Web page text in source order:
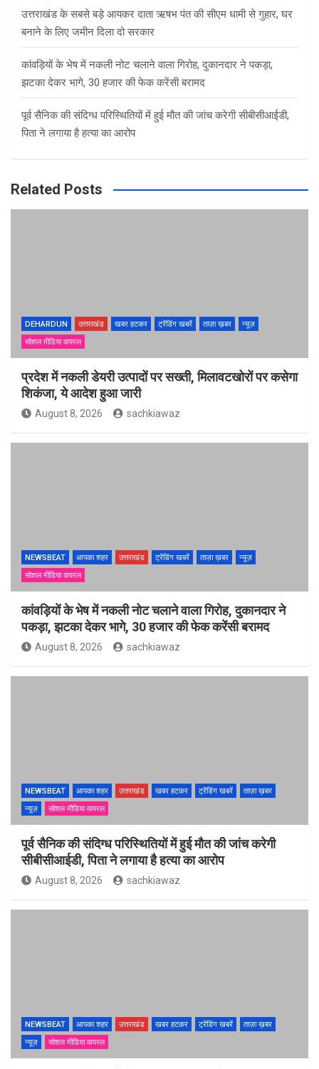
उत्तराखंड के सबसे बड़े आयकर दाता ऋषभ पंत की सीएम धामी से गुहार, घर
बनाने के लिए जमीन दिला दो सरकार
कांवड़ियों के भेष में नकली नोट चलाने वाला गिरोह, दुकानदार ने पकड़ा,
झटका देकर भागे, 30 हजार की फेक करेंसी बरामद
पूर्व सैनिक की संदिग्ध परिस्थितियों में हुई मौत की जांच करेगी सीबीसीआईडी,
पिता ने लगाया है हत्या का आरोप
Related Posts
DEHARDUN उत्तराखंड खबर हटकर ट्रेंडिंग खबरें ताज़ा ख़बर
न्यूज़
सोशल मीडिया वायरल
प्रदेश में नकली डेयरी उत्पादों पर सख्ती, मिलावटखोरों पर कसेगा
शिकंजा, ये आदेश हुआ जारी
August 8, 2026 sachkiawaz
NEWSBEAT आपका शहर उत्तराखंड ट्रेंडिंग खबरें ताज़ा ख़बर
न्यूज़
सोशल मीडिया वायरल
कांवड़ियों के भेष में नकली नोट चलाने वाला गिरोह, दुकानदार ने
पकड़ा, झटका देकर भागे, 30 हजार की फेक करेंसी बरामद
August 8, 2026 sachkiawaz
NEWSBEAT आपका शहर उत्तराखंड खबर हटकर ट्रेंडिंग खबरें
ताज़ा ख़बर
न्यूज़
सोशल मीडिया वायरल
पूर्व सैनिक की संदिग्ध परिस्थितियों में हुई मौत की जांच करेगी
सीबीसीआईडी, पिता ने लगाया है हत्या का आरोप
August 8, 2026 sachkiawaz
NEWSBEAT आपका शहर उत्तराखंड खबर हटकर ट्रेंडिंग खबरें
ताज़ा ख़बर
न्यूज़
सोशल मीडिया वायरल